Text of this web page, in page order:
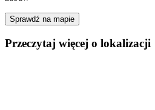
Sprawdź na mapie
Przeczytaj więcej o lokalizacji